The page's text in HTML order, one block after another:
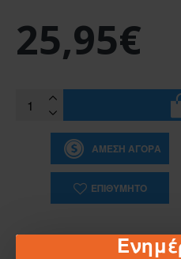
25,95€
ΆΜΕΣΗ ΑΓΟΡΆ
ΕΠΙΘΥΜΗΤΌ